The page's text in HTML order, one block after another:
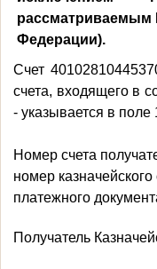
Федерации).
Счет
счета, входящего в
- указывается в поле
Номер счета
номер
платежного
Получатель